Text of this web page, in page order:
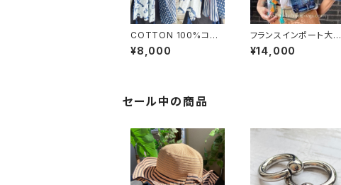
COTTON 100%コット
ン・夏のストール インポ
ート大判ストール ｜通
¥8,000
フランスインポート大判
ストール・スクエア調タ
ッセル付き ポリエステル
¥14,000
セール中の商品